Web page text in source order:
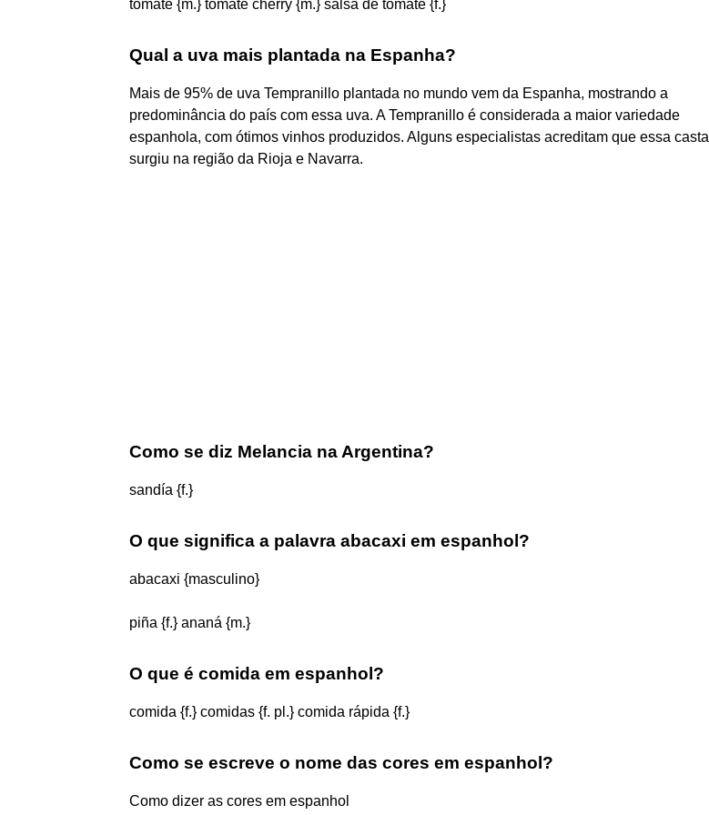
tomate {m.} tomate cherry {m.} salsa de tomate {f.}
Qual a uva mais plantada na Espanha?
Mais de 95% de uva Tempranillo plantada no mundo vem da Espanha, mostrando a
predominância do país com essa uva. A Tempranillo é considerada a maior variedade
espanhola, com ótimos vinhos produzidos. Alguns especialistas acreditam que essa casta
surgiu na região da Rioja e Navarra.
Como se diz Melancia na Argentina?
sandía {f.}
O que significa a palavra abacaxi em espanhol?
abacaxi {masculino}
piña {f.} ananá {m.}
O que é comida em espanhol?
comida {f.} comidas {f. pl.} comida rápida {f.}
Como se escreve o nome das cores em espanhol?
Como dizer as cores em espanhol